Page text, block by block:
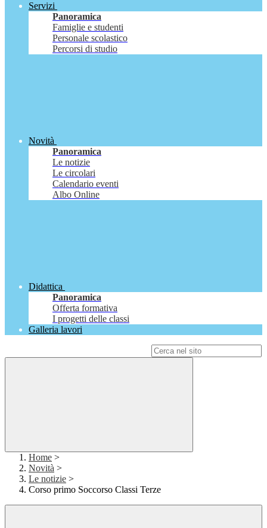
Servizi
Panoramica
Famiglie e studenti
Personale scolastico
Percorsi di studio
Novità
Panoramica
Le notizie
Le circolari
Calendario eventi
Albo Online
Didattica
Panoramica
Offerta formativa
I progetti delle classi
Galleria lavori
Home >
Novità >
Le notizie >
Corso primo Soccorso Classi Terze